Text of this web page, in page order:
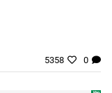
5358 0